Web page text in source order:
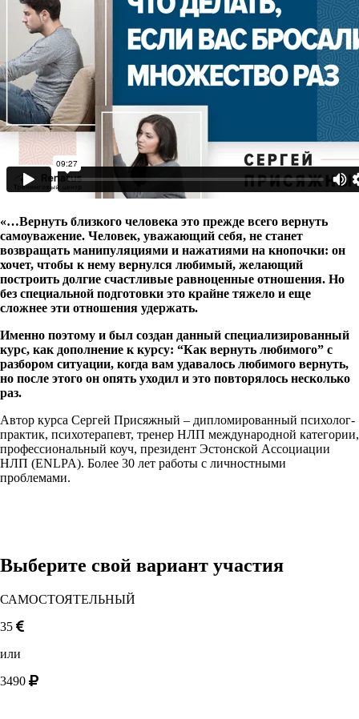
«…Вернуть близкого человека это прежде всего вернуть
самоуважение. Человек, уважающий себя, не станет
возвращать манипуляциями и нажатиями на кнопочки: он
хочет, чтобы к нему вернулся любимый, желающий
построить долгие счастливые равноценные отношения. Но
без специальной подготовки это крайне тяжело и еще
сложнее эти отношения удержать.
Именно поэтому и был создан данный специализированный
курс, как дополнение к курсу: “Как вернуть любимого” с
разбором ситуации, когда вам удавалось любимого вернуть,
но после этого он опять уходил и это повторялось несколько
раз.
Автор курса Сергей Присяжный – дипломированный психолог-
практик, психотерапевт, тренер НЛП международной категории,
профессиональный коуч, президент Эстонской Ассоциации
НЛП (ENLPA). Более 30 лет работы с личностными
проблемами.
Выберите свой вариант участия
САМОСТОЯТЕЛЬНЫЙ
35
или
3490